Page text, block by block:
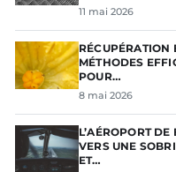
11 mai 2026
RÉCUPÉRATION
MÉTHODES
POUR…
8 mai 2026
L’AÉROPORT
VERS UNE
ET…